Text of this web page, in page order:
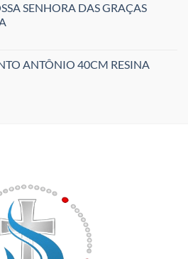
SENHORA DAS GRAÇAS
ANTÔNIO 40CM RESINA